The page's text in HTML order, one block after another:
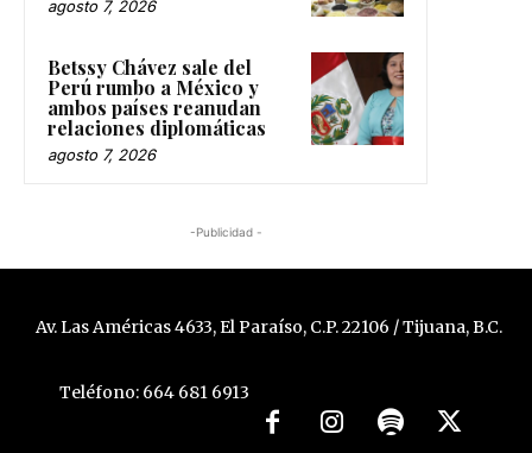
agosto 7, 2026
Betssy Chávez sale del
Perú rumbo a México y
ambos países reanudan
relaciones diplomáticas
agosto 7, 2026
-Publicidad -
Av. Las Américas 4633, El Paraíso, C.P. 22106 / Tijuana, B.C.
Teléfono: 664 681 6913